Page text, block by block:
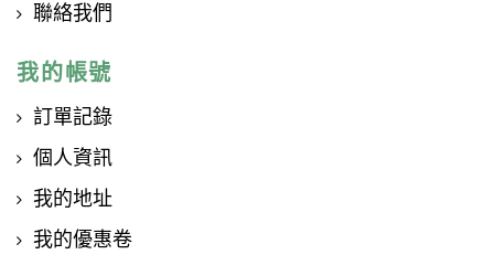
聯絡我們
我的帳號
訂單記錄
個人資訊
我的地址
我的優惠卷